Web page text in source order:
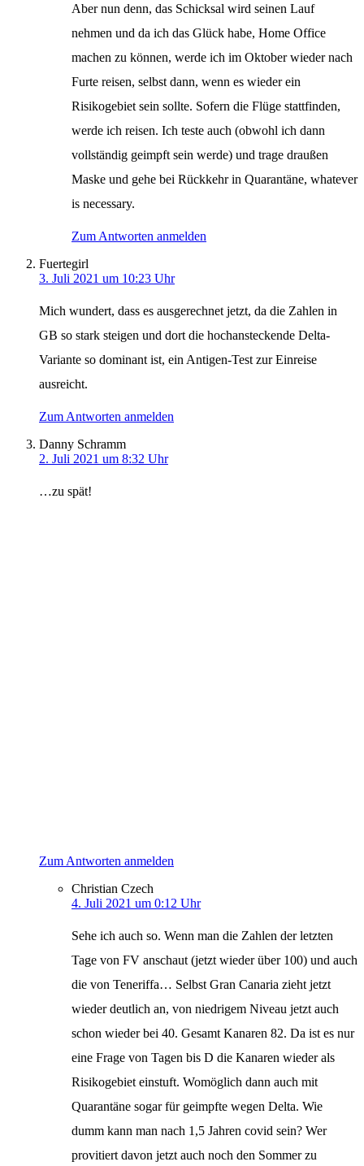
Aber nun denn, das Schicksal wird seinen Lauf
nehmen und da ich das Glück habe, Home Office
machen zu können, werde ich im Oktober wieder nach
Furte reisen, selbst dann, wenn es wieder ein
Risikogebiet sein sollte. Sofern die Flüge stattfinden,
werde ich reisen. Ich teste auch (obwohl ich dann
vollständig geimpft sein werde) und trage draußen
Maske und gehe bei Rückkehr in Quarantäne, whatever
is necessary.
Zum Antworten anmelden
Fuertegirl
3. Juli 2021 um 10:23 Uhr
Mich wundert, dass es ausgerechnet jetzt, da die Zahlen in
GB so stark steigen und dort die hochansteckende Delta-
Variante so dominant ist, ein Antigen-Test zur Einreise
ausreicht.
Zum Antworten anmelden
Danny Schramm
2. Juli 2021 um 8:32 Uhr
…zu spät!
Zum Antworten anmelden
Christian Czech
4. Juli 2021 um 0:12 Uhr
Sehe ich auch so. Wenn man die Zahlen der letzten
Tage von FV anschaut (jetzt wieder über 100) und auch
die von Teneriffa… Selbst Gran Canaria zieht jetzt
wieder deutlich an, von niedrigem Niveau jetzt auch
schon wieder bei 40. Gesamt Kanaren 82. Da ist es nur
eine Frage von Tagen bis D die Kanaren wieder als
Risikogebiet einstuft. Womöglich dann auch mit
Quarantäne sogar für geimpfte wegen Delta. Wie
dumm kann man nach 1,5 Jahren covid sein? Wer
provitiert davon jetzt auch noch den Sommer zu